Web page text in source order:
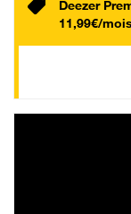
Deezer
11,99€/mois